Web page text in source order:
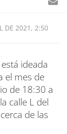
DE 2021, 2:50
ideada
el mes de
de 18:30 a
calle L del
de las